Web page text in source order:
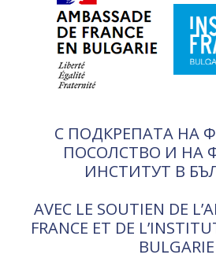
С ПОДКРЕПАТА НА
ПОСОЛСТВО И НА
ИНСТИТУТ В
AVEC LE SOUTIEN DE
FRANCE ET DE
BULGARIE